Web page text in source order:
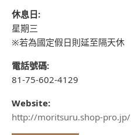
休息日:
星期三
※若為國定假日則延至隔天休
電話號碼:
81-75-602-4129
Website:
http://moritsuru.shop-pro.jp/